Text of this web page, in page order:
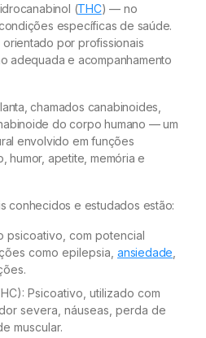
(THC) — no
específicas de saúde.
por profissionais
adequada e acompanhamento
chamados canabinoides,
do corpo humano — um
envolvido em funções
humor, apetite, memória e
conhecidos e estudados estão:
psicoativo, com potencial
como epilepsia, ansiedade
Psicoativo, utilizado com
severa, náuseas, perda de
muscular.